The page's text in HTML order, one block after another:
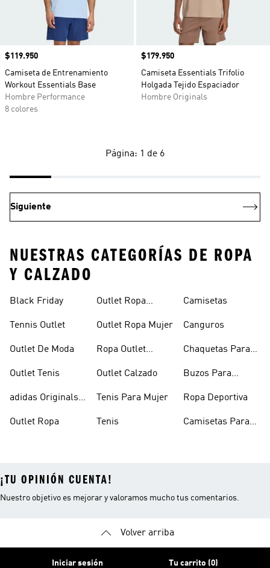
Precio
$119.950
Camiseta de Entrenamiento
Workout Essentials Base
Hombre Performance
8 colores
Precio
$179.950
Camiseta Essentials Trifolio
Holgada Tejido Espaciador
Hombre Originals
Página: 1 de 6
Siguiente
NUESTRAS CATEGORÍAS DE ROPA
Y CALZADO
Black Friday
Tennis Outlet
Outlet De Moda
Outlet Tenis
adidas Originals
Outlet Ropa
Outlet Ropa
Outlet Ropa Mujer
Ropa Outlet
Outlet Calzado
Tenis Para Mujer
Tenis
Camisetas
Canguros
Chaquetas Para
Buzos Para
Ropa Deportiva
Camisetas Para
¡TU OPINIÓN CUENTA!
Nuestro objetivo es mejorar y valoramos mucho tus comentarios.
Volver arriba
Iniciar sesión Tu carrito (0)